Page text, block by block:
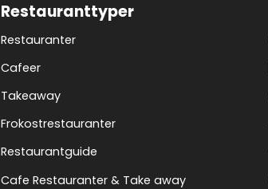
Restauranttyper
Restauranter
Cafeer
Takeaway
Frokostrestauranter
Restaurantguide
Cafe Restauranter & Take away